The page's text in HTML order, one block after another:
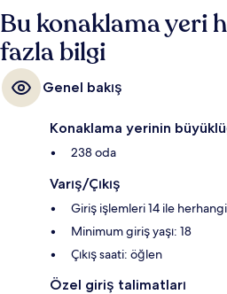
Bu konaklama yeri
fazla bilgi
Genel bakış
Konaklama yerinin
238 oda
Varış/Çıkış
Giriş işlemleri 14 ile
Minimum giriş yaşı: 18
Çıkış saati: öğlen
Özel giriş talimatları